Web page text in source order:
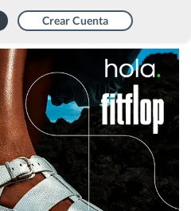
Crear Cuenta